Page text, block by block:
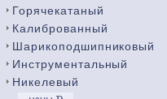
Горячекатаный
Калиброванный
Шарикоподшипниковый
Инструментальный
Никелевый